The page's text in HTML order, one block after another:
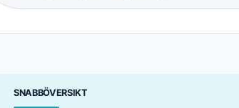
SNABBÖVERSIKT